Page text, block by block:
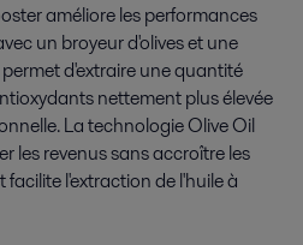
améliore les performances
un broyeur d'olives et une
d'extraire une quantité
nettement plus élevée
La technologie Olive Oil
les revenus sans accroître les
l'extraction de l'huile à